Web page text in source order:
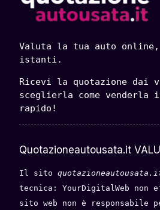
Valuta la tua auto
istanti.
Ricevi la quotazione dai
sceglierla come venderla
rapido!
Quotazioneautousata.it
Il sito
tecnica: YourDigitalWeb
sito web non è